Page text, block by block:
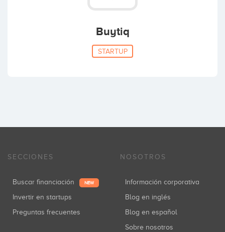
Buytiq
STARTUP
SECCIONES
Buscar financiación NEW
Invertir en startups
Preguntas frecuentes
NOSOTROS
Información corporativa
Blog en inglés
Blog en español
Sobre nosotros